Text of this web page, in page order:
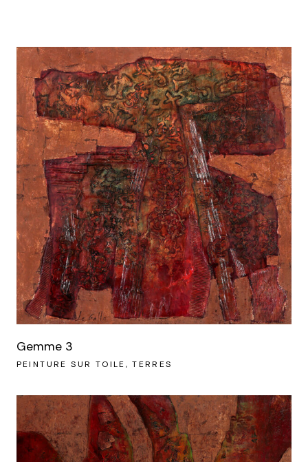
Gemme 3
PEINTURE SUR TOILE TERRES